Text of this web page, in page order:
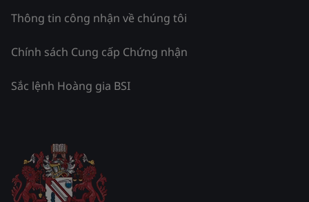
Thông tin công nhận về chúng tôi
Chính sách Cung cấp Chứng nhận
Sắc lệnh Hoàng gia BSI